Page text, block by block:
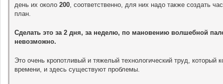
день их около 200, соответственно, для них надо также создать
план.
Сделать это за 2 дня, за неделю, по мановению волшебной
невозможно.
Это очень кропотливый и тяжелый технологический труд, который
времени, и здесь существуют проблемы.